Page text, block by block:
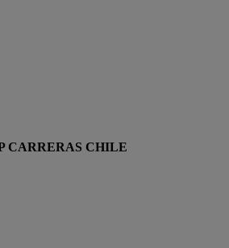
CARRERAS CHILE